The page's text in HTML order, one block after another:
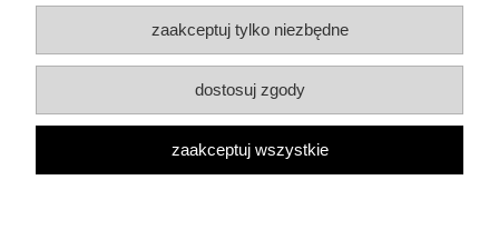
Dane teleadresowe:
04-857 Warszawa
E-mail: dzambhala@dzambhala.pl
pokaż pełną wersję strony
zaakceptuj tylko niezbędne
dostosuj zgody
zaakceptuj wszystkie